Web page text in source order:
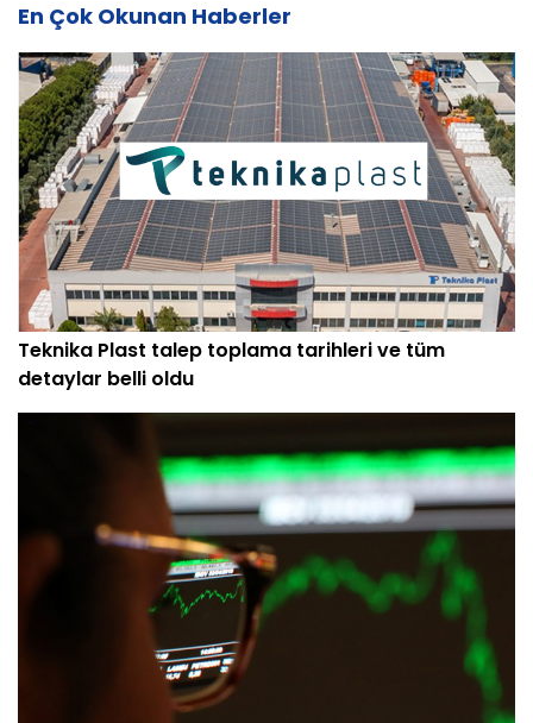
En Çok Okunan Haberler
Teknika Plast talep toplama tarihleri ve tüm
detaylar belli oldu